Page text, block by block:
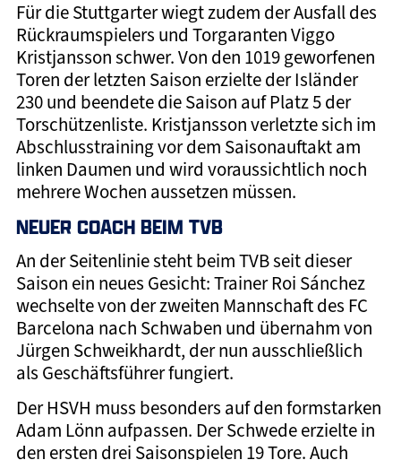
Für die Stuttgarter wiegt zudem der Ausfall des
Rückraumspielers und Torgaranten Viggo
Kristjansson schwer. Von den 1019 geworfenen
Toren der letzten Saison erzielte der Isländer
230 und beendete die Saison auf Platz 5 der
Torschützenliste. Kristjansson verletzte sich im
Abschlusstraining vor dem Saisonauftakt am
linken Daumen und wird voraussichtlich noch
mehrere Wochen aussetzen müssen.
NEUER COACH BEIM TVB
An der Seitenlinie steht beim TVB seit dieser
Saison ein neues Gesicht: Trainer Roi Sánchez
wechselte von der zweiten Mannschaft des FC
Barcelona nach Schwaben und übernahm von
Jürgen Schweikhardt, der nun ausschließlich
als Geschäftsführer fungiert.
Der HSVH muss besonders auf den formstarken
Adam Lönn aufpassen. Der Schwede erzielte in
den ersten drei Saisonspielen 19 Tore. Auch